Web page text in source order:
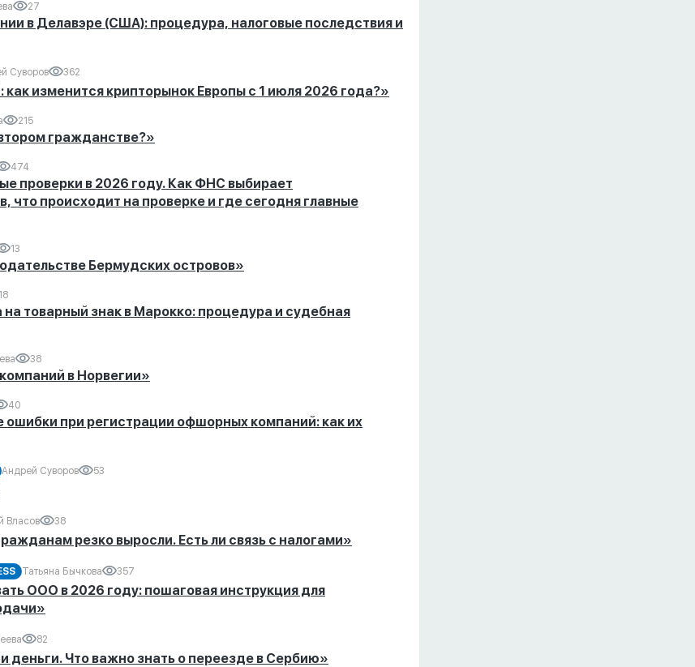
27
в Делавэре (США): процедура, налоговые последствия и
Суворов 362
как изменится крипторынок Европы с 1 июля 2026 года?»
215
гражданстве?»
474
проверки в 2026 году. Как ФНС выбирает
что происходит на проверке и где сегодня главные
13
Бермудских островов»
товарный знак в Марокко: процедура и судебная
38
в Норвегии»
40
при регистрации офшорных компаний: как их
Андрей Суворов 53
Власов 38
резко выросли. Есть ли связь с налогами»
Татьяна Бычкова 357
ООО в 2026 году: пошаговая инструкция для
82
деньги. Что важно знать о переезде в Сербию»